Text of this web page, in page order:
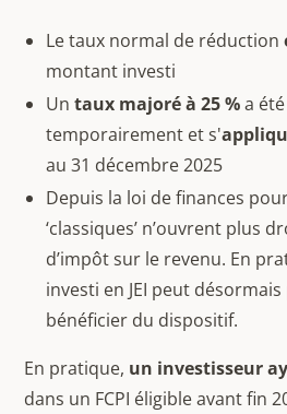
Le taux normal de réduction
montant investi
Untaux majoré à 25 %a
temporairement et s'
au 31 décembre 2025
Depuis la loi de finances pour
‘classiques’ n’ouvrent plus
d’impôt sur le revenu. En
investi en JEI peut
bénéficier du dispositif.
En pratique, un investisseur
dans un FCPI éligible avant fin